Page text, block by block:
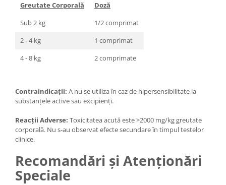
Greutate Corporală
Doză
Sub 2 kg
1/2 comprimat
2 - 4 kg
1 comprimat
4 - 8 kg
2 comprimate
Contraindicații: A nu se utiliza în caz de hipersensibilitate la
substanțele active sau excipienți.
Reacții Adverse: Toxicitatea acută este >2000 mg/kg greutate
corporală. Nu s-au observat efecte secundare în timpul testelor
clinice.
Recomandări și Atenționări
Speciale